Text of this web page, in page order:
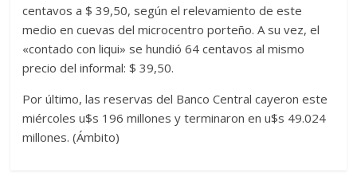
centavos a $ 39,50, según el relevamiento de este
medio en cuevas del microcentro porteño. A su vez, el
«contado con liqui» se hundió 64 centavos al mismo
precio del informal: $ 39,50.
Por último, las reservas del Banco Central cayeron este
miércoles u$s 196 millones y terminaron en u$s 49.024
millones. (Ámbito)